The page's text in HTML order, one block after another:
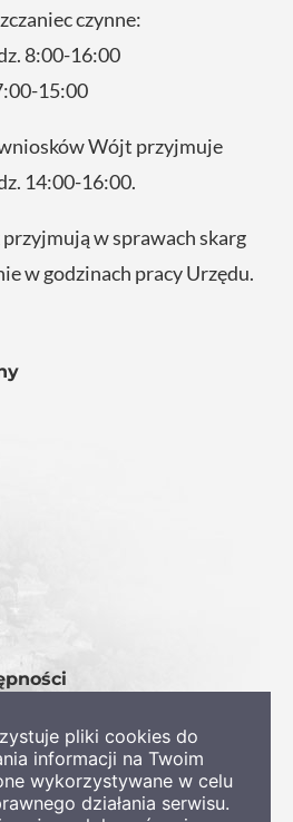
czynne:
8:00-16:00
15:00
Wójt przyjmuje
14:00-16:00.
w sprawach skarg
w godzinach pracy Urzędu.
pliki cookies do
informacji na Twoim
wykorzystywane w celu
działania serwisu.